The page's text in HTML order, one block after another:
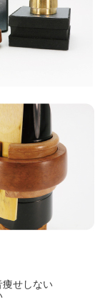
せしない